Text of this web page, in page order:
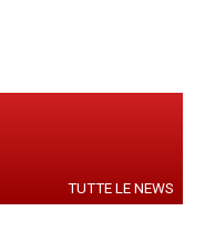
TUTTE LE NEWS